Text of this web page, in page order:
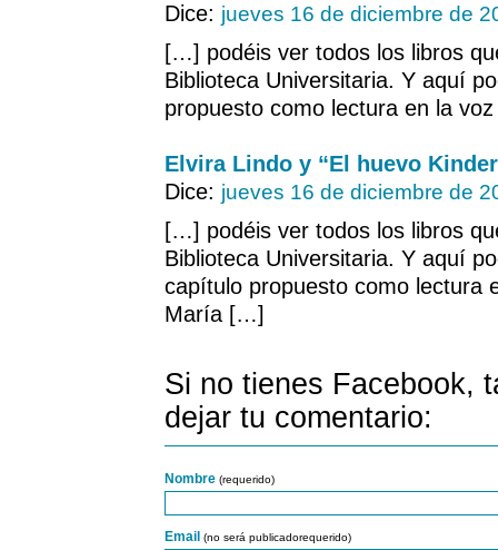
Dice: jueves 16 de diciembre de
[…] podéis ver todos los libros
Biblioteca Universitaria. Y aquí
propuesto como lectura en la
Elvira Lindo y “El huevo
Dice: jueves 16 de diciembre de
[…] podéis ver todos los libros
Biblioteca Universitaria. Y aquí
capítulo propuesto como lectura
María […]
Si no tienes Facebook,
dejar tu comentario:
Nombre (requerido)
Email (no será publicadorequerido)